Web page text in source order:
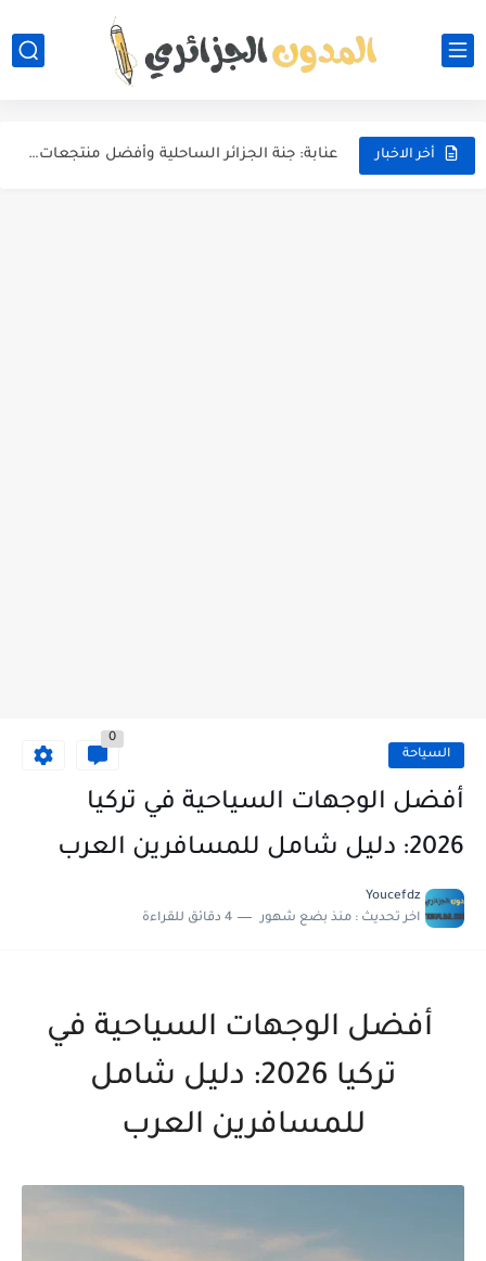
أخر الاخبار
أفضل الوجهات السياحية في تركيا 2026: دليل شامل للمسافرين العرب
عنابة: جنة الجزائر الساحلية وأفضل منتجعات الإقامة لقضاء عطلة لا...
السياحة
0
أفضل الوجهات السياحية في تركيا
2026: دليل شامل للمسافرين العرب
Youcefdz
اخر تحديث : منذ بضع شهور 4 دقائق للقراءة
أفضل الوجهات السياحية في
تركيا 2026: دليل شامل
للمسافرين العرب